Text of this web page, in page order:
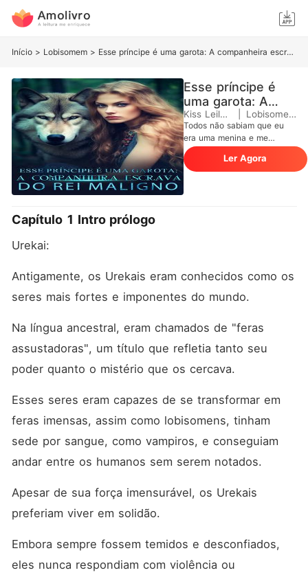
Início > Lobisomem > Esse príncipe é uma garota: A companheira escrava do rei maligno
Esse príncipe é
uma garota: A
companheira
escrava do rei
maligno
Kiss Leilani Lobisomem
Todos não sabiam que eu
era uma menina e me
olhavam como se eu fosse
um homem, um príncipe. Os
Urekais, conhecidos como
irmã, eu intervim para
acabaram me comprando
escapar, mas minha irmã e
eu nunca tivemos uma
chance. Como eu poderia
o lugar mais fortificado
permanecer discreto, pois
mim, alguém que eles nunca
deveriam ter comprado. Mas
então o Urekai mais
poderoso dessa terra, seu
Como poderíamos sobreviver
demonstravam misericórdia?
E como alguém, com um
segredo como o meu, podia
Ler Agora
Capítulo 1 Intro prólogo
Urekai:
Antigamente, os Urekais eram conhecidos como os
seres mais fortes e imponentes do mundo.
Na língua ancestral, eram chamados de "feras
assustadoras", um título que refletia tanto seu
poder quanto o mistério que os cercava.
Esses seres eram capazes de se transformar em
feras imensas, assim como lobisomens, tinham
sede por sangue, como vampiros, e conseguiam
andar entre os humanos sem serem notados.
Apesar de sua força imensurável, os Urekais
preferiam viver em solidão.
Embora sempre fossem temidos e desconfiados,
eles nunca respondiam com violência ou